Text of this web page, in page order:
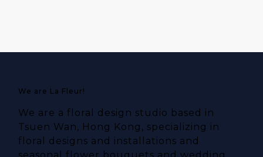
We are La Fleur!
We are a floral design studio based in
Tsuen Wan, Hong Kong, specializing in
floral designs and installations and
seasonal flower bouquets and wedding